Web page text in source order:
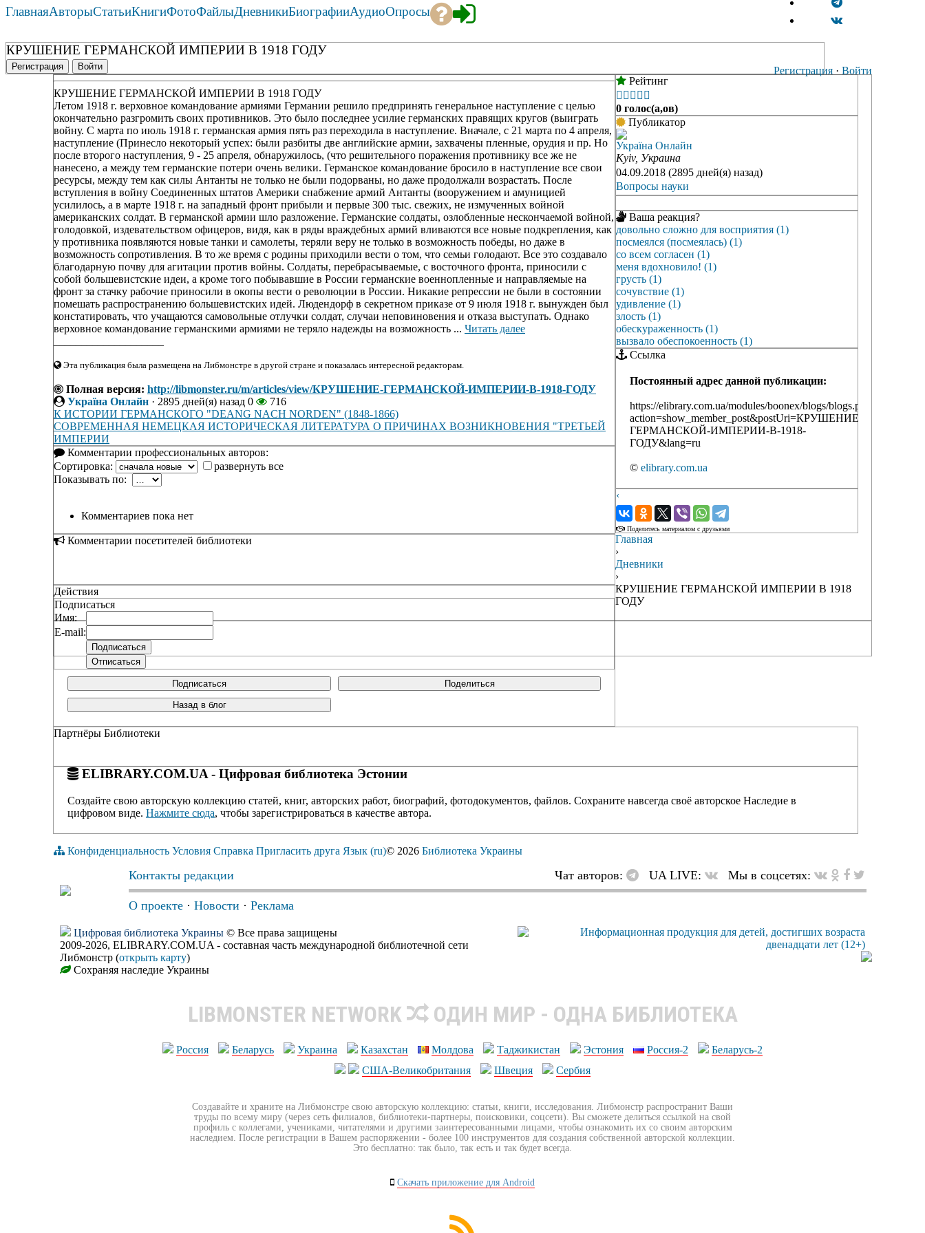
Регистрация · Войти
ГлавнаяАвторыСтатьиКнигиФотоФайлыДневникиБиографииАудиоОпросы
КРУШЕНИЕ ГЕРМАНСКОЙ ИМПЕРИИ В 1918 ГОДУ
Регистрация Войти
КРУШЕНИЕ ГЕРМАНСКОЙ ИМПЕРИИ В 1918 ГОДУ
Летом 1918 г. верховное командование армиями Германии решило предпринять генеральное наступление с целью
окончательно разгромить своих противников. Это было последнее усилие германских правящих кругов (выиграть
войну. С марта по июль 1918 г. германская армия пять раз переходила в наступление. Вначале, с 21 марта по 4 апреля,
наступление (Принесло некоторый успех: были разбиты две английские армии, захвачены пленные, орудия и пр. Но
после второго наступления, 9 - 25 апреля, обнаружилось, (что решительного поражения противнику все же не
нанесено, а между тем германские потери очень велики. Германское командование бросило в наступление все свои
ресурсы, между тем как силы Антанты не только не были подорваны, но даже продолжали возрастать. После
вступления в войну Соединенных штатов Америки снабжение армий Антанты (вооружением и амуницией
усилилось, а в марте 1918 г. на западный фронт прибыли и первые 300 тыс. свежих, не измученных войной
американских солдат. В германской армии шло разложение. Германские солдаты, озлобленные нескончаемой войной,
голодовкой, издевательством офицеров, видя, как в ряды враждебных армий вливаются все новые подкрепления, как
у противника появляются новые танки и самолеты, теряли веру не только в возможность победы, но даже в
возможность сопротивления. В то же время с родины приходили вести о том, что семьи голодают. Все это создавало
благодарную почву для агитации против войны. Солдаты, перебрасываемые, с восточного фронта, приносили с
собой большевистские идеи, а кроме того побывавшие в России германские военнопленные и направляемые на
фронт за стачку рабочие приносили в окопы вести о революции в России. Никакие репрессии не были в состоянии
помешать распространению большевистских идей. Людендорф в секретном приказе от 9 июля 1918 г. вынужден был
констатировать, что учащаются самовольные отлучки солдат, случаи неповиновения и отказа выступать. Однако
верховное командование германскими армиями не теряло надежды на возможность ... Читать далее
Эта публикация была размещена на Либмонстре в другой стране и показалась интересной редакторам.
Полная версия: http://libmonster.ru/m/articles/view/КРУШЕНИЕ-ГЕРМАНСКОЙ-ИМПЕРИИ-В-1918-ГОДУ
Україна Онлайн · 2895 дней(я) назад 0
716
К ИСТОРИИ ГЕРМАНСКОГО "DEANG NACH NORDEN" (1848-1866)
СОВРЕМЕННАЯ НЕМЕЦКАЯ ИСТОРИЧЕСКАЯ ЛИТЕРАТУРА О ПРИЧИНАХ ВОЗНИКНОВЕНИЯ "ТРЕТЬЕЙ
ИМПЕРИИ
Комментарии профессиональных авторов:
Сортировка:
развернуть все
Показывать по:
Комментариев пока нет
Комментарии посетителей библиотеки
Действия
Подписаться
Имя:
E-mail:
Подписаться Поделиться
Назад в блог
Рейтинг
    
0 голос(а,ов)
Публикатор
Україна Онлайн
Kyiv, Украина
04.09.2018 (2895 дней(я) назад)
Вопросы науки
Ваша реакция?
довольно сложно для восприятия (1)
посмеялся (посмеялась) (1)
со всем согласен (1)
меня вдохновило! (1)
грусть (1)
сочувствие (1)
удивление (1)
злость (1)
обескураженность (1)
вызвало обеспокоенность (1)
Ссылка
Постоянный адрес данной публикации:
https://elibrary.com.ua/modules/boonex/blogs/blogs.php?
action=show_member_post&postUri=КРУШЕНИЕ-
ГЕРМАНСКОЙ-ИМПЕРИИ-В-1918-
ГОДУ&lang=ru
© elibrary.com.ua
‹
›
Поделитесь материалом с друзьями
Партнёры Библиотеки
ELIBRARY.COM.UA - Цифровая библиотека Эстонии
Создайте свою авторскую коллекцию статей, книг, авторских работ, биографий, фотодокументов, файлов. Сохраните навсегда своё авторское Наследие в
цифровом виде. Нажмите сюда, чтобы зарегистрироваться в качестве автора.
Главная
›
Дневники
›
КРУШЕНИЕ ГЕРМАНСКОЙ ИМПЕРИИ В 1918
ГОДУ
Конфиденциальность Условия Справка Пригласить друга Язык (ru)© 2026 Библиотека Украины
Контакты редакции Чат авторов: UA LIVE: Мы в соцсетях:
О проекте · Новости · Реклама
Цифровая библиотека Украины © Все права защищены
2009-2026, ELIBRARY.COM.UA - составная часть международной библиотечной сети
Либмонстр (открыть карту)
Сохраняя наследие Украины
LIBMONSTER NETWORK ОДИН МИР - ОДНА БИБЛИОТЕКА
Россия Беларусь Украина Казахстан Молдова Таджикистан Эстония Россия-2
Беларусь-2
США-Великобритания
Швеция Сербия
Создавайте и храните на Либмонстре свою авторскую коллекцию: статьи, книги, исследования. Либмонстр распространит Ваши
труды по всему миру (через сеть филиалов, библиотеки-партнеры, поисковики, соцсети). Вы сможете делиться ссылкой на свой
профиль с коллегами, учениками, читателями и другими заинтересованными лицами, чтобы ознакомить их со своим авторским
наследием. После регистрации в Вашем распоряжении - более 100 инструментов для создания собственной авторской коллекции.
Это бесплатно: так было, так есть и так будет всегда.
Скачать приложение для Android